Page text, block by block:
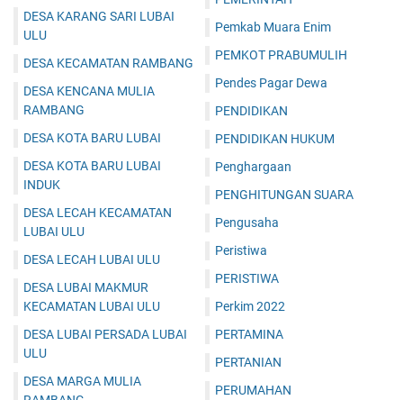
DESA KARANG SARI LUBAI
ULU
DESA KECAMATAN RAMBANG
DESA KENCANA MULIA
RAMBANG
DESA KOTA BARU LUBAI
DESA KOTA BARU LUBAI
INDUK
DESA LECAH KECAMATAN
LUBAI ULU
DESA LECAH LUBAI ULU
DESA LUBAI MAKMUR
KECAMATAN LUBAI ULU
DESA LUBAI PERSADA LUBAI
ULU
DESA MARGA MULIA
Pemkab Muara Enim
PEMKOT PRABUMULIH
Pendes Pagar Dewa
PENDIDIKAN
PENDIDIKAN HUKUM
Penghargaan
PENGHITUNGAN SUARA
Pengusaha
Peristiwa
PERISTIWA
Perkim 2022
PERTAMINA
PERTANIAN
PERUMAHAN